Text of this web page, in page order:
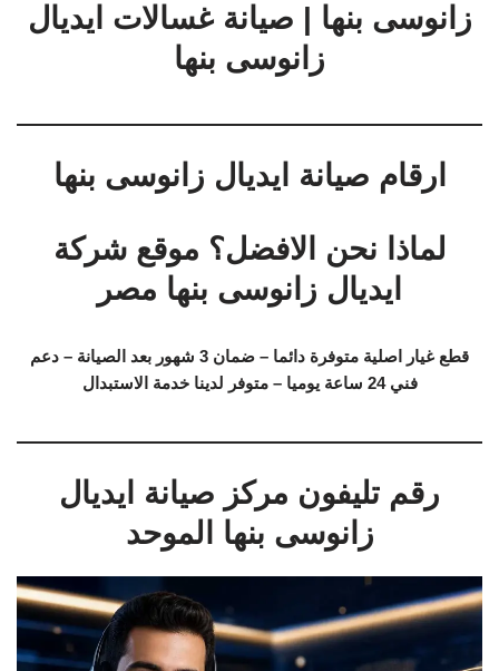
زانوسى بنها | صيانة غسالات ايديال
زانوسى بنها
ارقام صيانة ايديال زانوسى بنها
لماذا نحن الافضل؟ موقع شركة
ايديال زانوسى بنها مصر
قطع غيار اصلية متوفرة دائما – ضمان 3 شهور بعد الصيانة – دعم
فني 24 ساعة يوميا – متوفر لدينا خدمة الاستبدال
رقم تليفون مركز صيانة ايديال
زانوسى بنها الموحد